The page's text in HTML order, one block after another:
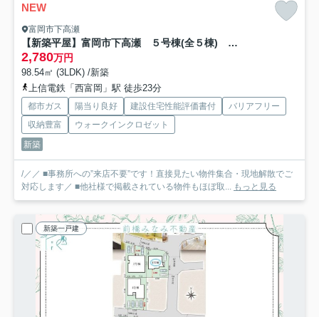
NEW
富岡市下高瀬
【新築平屋】富岡市下高瀬 ５号棟(全５棟) グラファーレ 新築建売分譲
2,780万円
98.54㎡ (3LDK) /新築
上信電鉄「西富岡」駅 徒歩23分
都市ガス 陽当り良好 建設住宅性能評価書付
バリアフリー
収納豊富
ウォークインクロゼット
新築
/／／ ■事務所への”来店不要”です！直接見たい物件集合・現地解散でご
対応します／ ■他社様で掲載されている物件もほぼ取...
もっと見る
新築一戸建